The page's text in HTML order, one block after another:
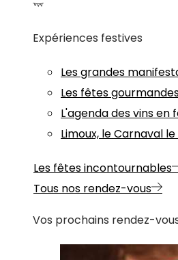
Expériences festives
Les grandes
Les fêtes
L'agenda des vins en
Limoux, le Carnaval
Les fêtes incontournables
Tous nos rendez-vous
Vos prochains rendez-